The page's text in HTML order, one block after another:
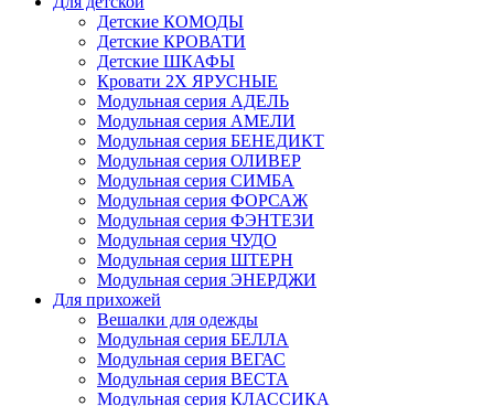
Детские КОМОДЫ
Детские КРОВАТИ
Детские ШКАФЫ
Кровати 2Х ЯРУСНЫЕ
Модульная серия АДЕЛЬ
Модульная серия АМЕЛИ
Модульная серия БЕНЕДИКТ
Модульная серия ОЛИВЕР
Модульная серия СИМБА
Модульная серия ФОРСАЖ
Модульная серия ФЭНТЕЗИ
Модульная серия ЧУДО
Модульная серия ШТЕРН
Модульная серия ЭНЕРДЖИ
Для прихожей
Вешалки для одежды
Модульная серия БЕЛЛА
Модульная серия ВЕГАС
Модульная серия ВЕСТА
Модульная серия КЛАССИКА